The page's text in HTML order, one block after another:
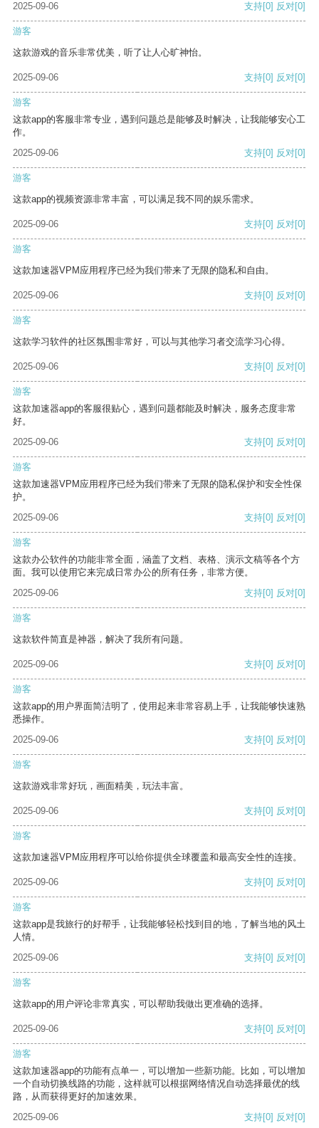
2025-09-06 支持[0] 反对[0]
游客
这款游戏的音乐非常优美，听了让人心旷神怡。
2025-09-06 支持[0] 反对[0]
游客
这款app的客服非常专业，遇到问题总是能够及时解决，让我能够安心工
作。
2025-09-06
支持[0] 反对[0]
游客
这款app的视频资源非常丰富，可以满足我不同的娱乐需求。
2025-09-06 支持[0] 反对[0]
游客
这款加速器VPM应用程序已经为我们带来了无限的隐私和自由。
2025-09-06 支持[0] 反对[0]
游客
这款学习软件的社区氛围非常好，可以与其他学习者交流学习心得。
2025-09-06 支持[0] 反对[0]
游客
这款加速器app的客服很贴心，遇到问题都能及时解决，服务态度非常
好。
2025-09-06
支持[0] 反对[0]
游客
这款加速器VPM应用程序已经为我们带来了无限的隐私保护和安全性保
护。
2025-09-06
支持[0] 反对[0]
游客
这款办公软件的功能非常全面，涵盖了文档、表格、演示文稿等各个方
面。我可以使用它来完成日常办公的所有任务，非常方便。
2025-09-06
支持[0] 反对[0]
游客
这款软件简直是神器，解决了我所有问题。
2025-09-06 支持[0] 反对[0]
游客
这款app的用户界面简洁明了，使用起来非常容易上手，让我能够快速熟
悉操作。
2025-09-06
支持[0] 反对[0]
游客
这款游戏非常好玩，画面精美，玩法丰富。
2025-09-06 支持[0] 反对[0]
游客
这款加速器VPM应用程序可以给你提供全球覆盖和最高安全性的连接。
2025-09-06 支持[0] 反对[0]
游客
这款app是我旅行的好帮手，让我能够轻松找到目的地，了解当地的风土
人情。
2025-09-06
支持[0] 反对[0]
游客
这款app的用户评论非常真实，可以帮助我做出更准确的选择。
2025-09-06 支持[0] 反对[0]
游客
这款加速器app的功能有点单一，可以增加一些新功能。比如，可以增加
一个自动切换线路的功能，这样就可以根据网络情况自动选择最优的线
路，从而获得更好的加速效果。
2025-09-06
支持[0] 反对[0]